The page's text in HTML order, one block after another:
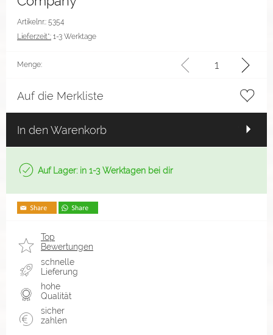
Artikelnr.: 5354
Lieferzeit*: 1-3 Werktage
Menge:
Auf die Merkliste
In den Warenkorb
Auf Lager: in 1-3 Werktagen bei dir
Top
Bewertungen
schnelle
Lieferung
hohe
Qualität
sicher
zahlen